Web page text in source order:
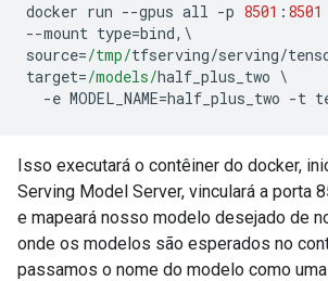
docker run --gpus all -p 8501 : 8501
--mount type=bind,\
source=/tmp/tfserving/serving/
target=/models/half_plus_two \
-e MODEL_NAME=half_plus_two -t
Isso executará o contêiner do docker,
Serving Model Server, vinculará a porta
e mapeará nosso modelo desejado de
onde os modelos são esperados no
passamos o nome do modelo como